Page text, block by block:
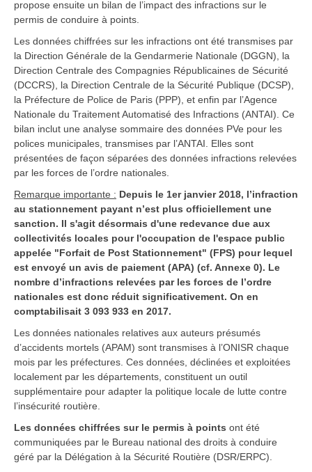
propose ensuite un bilan de l’impact des infractions sur le
permis de conduire à points.
Les données chiffrées sur les infractions ont été transmises par
la Direction Générale de la Gendarmerie Nationale (DGGN), la
Direction Centrale des Compagnies Républicaines de Sécurité
(DCCRS), la Direction Centrale de la Sécurité Publique (DCSP),
la Préfecture de Police de Paris (PPP), et enfin par l’Agence
Nationale du Traitement Automatisé des Infractions (ANTAI). Ce
bilan inclut une analyse sommaire des données PVe pour les
polices municipales, transmises par l’ANTAI. Elles sont
présentées de façon séparées des données infractions relevées
par les forces de l’ordre nationales.
Remarque importante : Depuis le 1er janvier 2018, l’infraction
au stationnement payant n’est plus officiellement une
sanction. Il s'agit désormais d'une redevance due aux
collectivités locales pour l'occupation de l'espace public
appelée "Forfait de Post Stationnement" (FPS) pour lequel
est envoyé un avis de paiement (APA) (cf. Annexe 0). Le
nombre d’infractions relevées par les forces de l’ordre
nationales est donc réduit significativement. On en
comptabilisait 3 093 933 en 2017.
Les données nationales relatives aux auteurs présumés
d’accidents mortels (APAM) sont transmises à l’ONISR chaque
mois par les préfectures. Ces données, déclinées et exploitées
localement par les départements, constituent un outil
supplémentaire pour adapter la politique locale de lutte contre
l’insécurité routière.
Les données chiffrées sur le permis à points ont été
communiquées par le Bureau national des droits à conduire
géré par la Délégation à la Sécurité Routière (DSR/ERPC).